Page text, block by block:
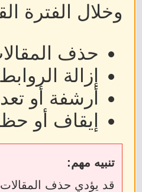
وخلال الفترة
حذف
إزالة
أرشفة أو
إيقاف أو
تنبيه مهم: